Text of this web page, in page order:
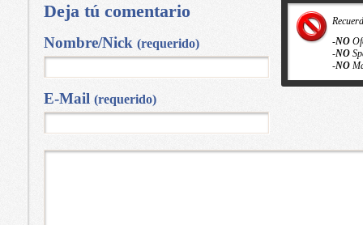
-NO
-NO
-NO
Deja tú comentario
Nombre/Nick (requerido)
E-Mail (requerido)